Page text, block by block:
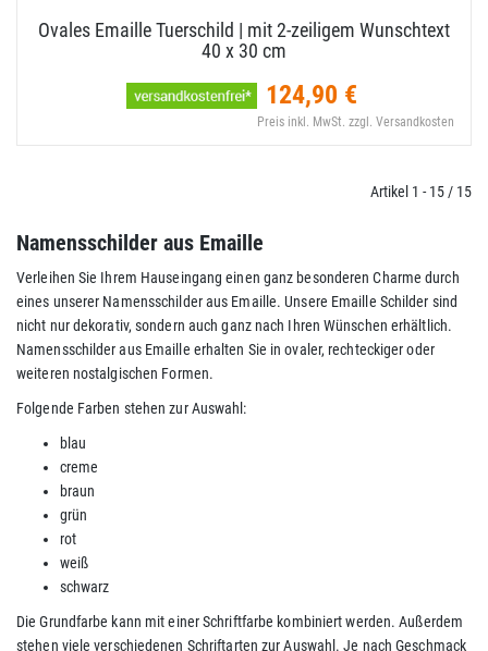
Ovales Emaille Tuerschild | mit 2-​zeiligem Wunschtext
40 x 30 cm
124,90 €
Preis inkl. MwSt. zzgl. Versandkosten
Artikel 1 - 15 / 15
Namensschilder aus Emaille
Verleihen Sie Ihrem Hauseingang einen ganz besonderen Charme durch
eines unserer Namensschilder aus Emaille. Unsere Emaille Schilder sind
nicht nur dekorativ, sondern auch ganz nach Ihren Wünschen erhältlich.
Namensschilder aus Emaille erhalten Sie in ovaler, rechteckiger oder
weiteren nostalgischen Formen.
Folgende Farben stehen zur Auswahl:
blau
creme
braun
grün
rot
weiß
schwarz
Die Grundfarbe kann mit einer Schriftfarbe kombiniert werden. Außerdem
stehen viele verschiedenen Schriftarten zur Auswahl. Je nach Geschmack